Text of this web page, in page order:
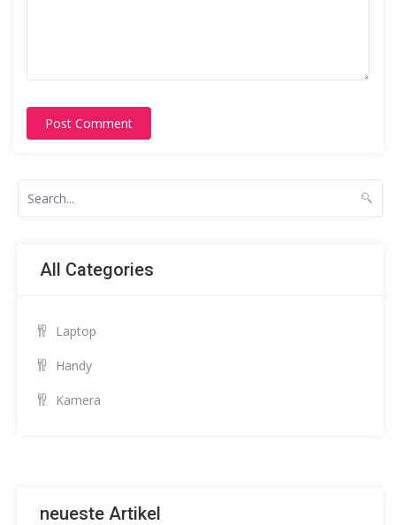
Post Comment
All Categories
Laptop
Handy
Kamera
neueste Artikel